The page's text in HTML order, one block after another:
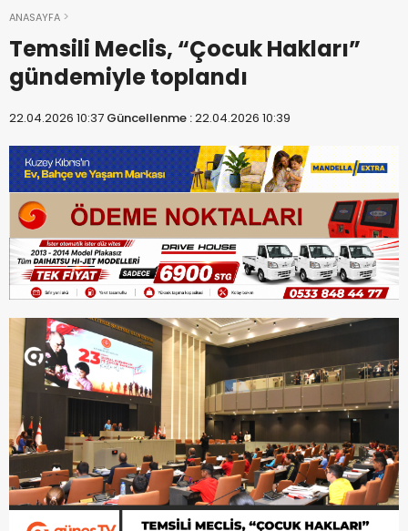
ANASAYFA
Temsili Meclis, “Çocuk Hakları”
gündemiyle toplandı
22.04.2026 10:37 Güncellenme :22.04.2026 10:39